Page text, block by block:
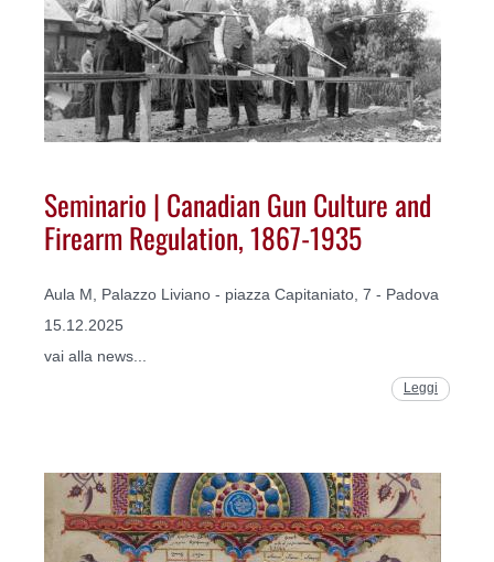
Seminario | Canadian Gun Culture and
Firearm Regulation, 1867-1935
Aula M, Palazzo Liviano - piazza Capitaniato, 7 - Padova
15.12.2025
vai alla news...
Leggi